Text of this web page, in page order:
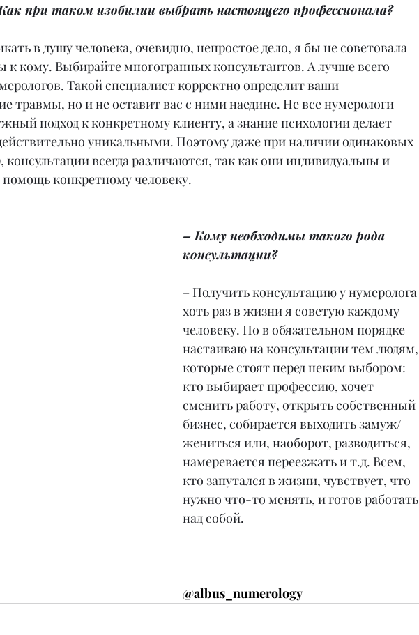
при таком изобилии выбрать настоящего профессионала?
в душу человека, очевидно, непростое дело, я бы не советовала
к кому. Выбирайте многогранных консультантов. А лучше всего
Такой специалист корректно определит ваши
травмы, но и не оставит вас с ними наедине. Не все нумерологи
подход к конкретному клиенту, а знание психологии делает
уникальными. Поэтому даже при наличии одинаковых
всегда различаются, так как они индивидуальны и
конкретному человеку.
– Кому необходимы такого рода
консультации?
– Получить консультацию у нумеролога
хоть раз в жизни я советую каждому
человеку. Но в обязательном порядке
настаиваю на консультации тем людям,
которые стоят перед неким выбором:
кто выбирает профессию, хочет
сменить работу, открыть собственный
бизнес, собирается выходить замуж/
жениться или, наоборот, разводиться,
намеревается переезжать и т.д. Всем,
кто запутался в жизни, чувствует, что
нужно что-то менять, и готов работать
над собой.
@albus_numerology